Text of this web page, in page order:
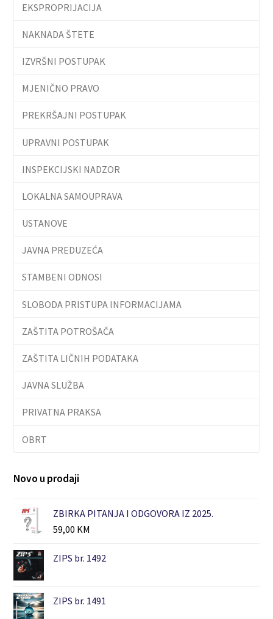
EKSPROPRIJACIJA
NAKNADA ŠTETE
IZVRŠNI POSTUPAK
MJENIČNO PRAVO
PREKRŠAJNI POSTUPAK
UPRAVNI POSTUPAK
INSPEKCIJSKI NADZOR
LOKALNA SAMOUPRAVA
USTANOVE
JAVNA PREDUZEĆA
STAMBENI ODNOSI
SLOBODA PRISTUPA INFORMACIJAMA
ZAŠTITA POTROŠAČA
ZAŠTITA LIČNIH PODATAKA
JAVNA SLUŽBA
PRIVATNA PRAKSA
OBRT
Novo u prodaji
ZBIRKA PITANJA I ODGOVORA IZ 2025.
59,00 KM
ZIPS br. 1492
ZIPS br. 1491